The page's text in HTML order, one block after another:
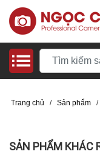
Trang chủ / Sản phẩm /
SẢN PHẨM KHÁC